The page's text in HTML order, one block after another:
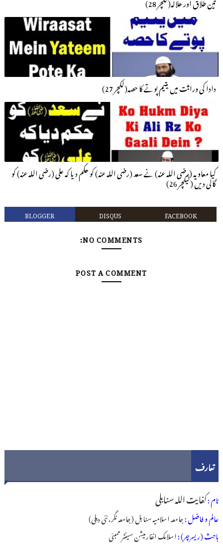
دادا کی وراثت میں یتیم پوتے کا حصہ(لکچر 27)
کیا معاویہ (رضی اللہ عنہ) نے سعد (رضی اللہ عنہ) کو حکم دیا کہ علی (رضی اللہ عنہ) کو
گالی دیں (لیکچر 26)
BLOGGER DISQUS FACEBOOK
NO COMMENTS:
POST A COMMENT
تعارف
نام :کفایت اللہ سنابلی
عالم و فاضل :جامعہ اسلامیہ سنابل (جامعہ نگر، نئی دہلی)
باحث (ریسرچر) :اسلامک انفارمیشن سینٹر ممبئی